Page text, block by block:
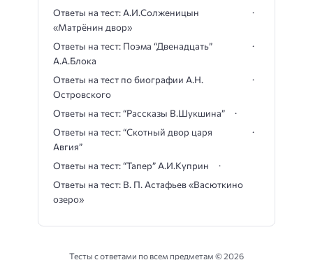
Ответы на тест: А.И.Солженицын
«Матрёнин двор»
Ответы на тест: Поэма “Двенадцать”
А.А.Блока
Ответы на тест по биографии А.Н.
Островского
Ответы на тест: “Рассказы В.Шукшина”
Ответы на тест: “Скотный двор царя
Авгия”
Ответы на тест: “Тапер” А.И.Куприн
Ответы на тест: В. П. Астафьев «Васюткино
озеро»
Тесты с ответами по всем предметам ©2026